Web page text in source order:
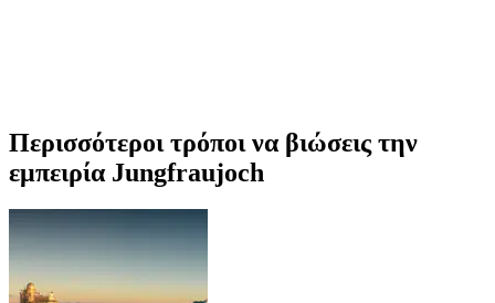
Περισσότεροι τρόποι να βιώσεις την
εμπειρία Jungfraujoch